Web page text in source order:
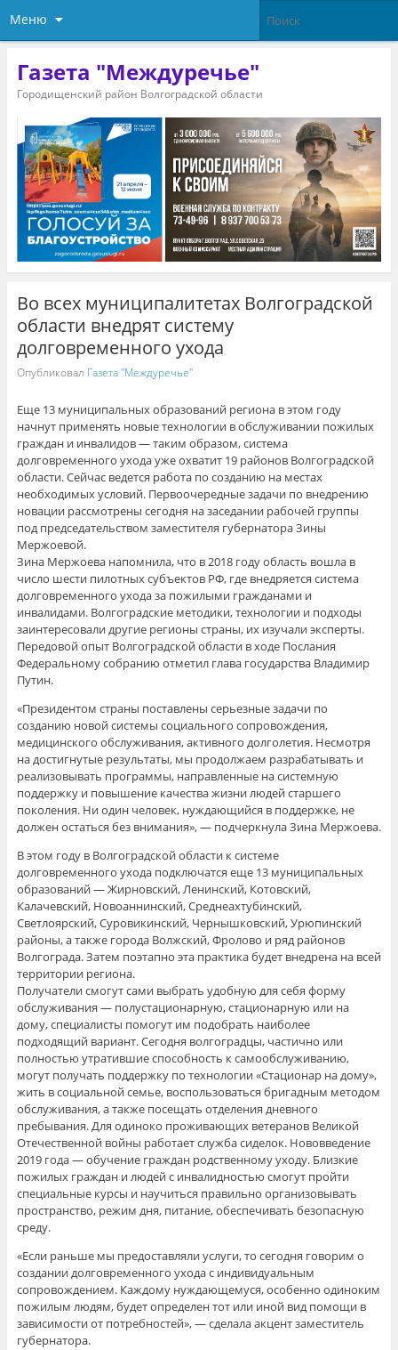
Меню
Газета "Междуречье"
Городищенский район Волгоградской области
Во всех муниципалитетах Волгоградской
области внедрят систему
долговременного ухода
Опубликовал Газета "Междуречье"
Еще 13 муниципальных образований региона в этом году
начнут применять новые технологии в обслуживании пожилых
граждан и инвалидов — таким образом, система
долговременного ухода уже охватит 19 районов Волгоградской
области. Сейчас ведется работа по созданию на местах
необходимых условий. Первоочередные задачи по внедрению
новации рассмотрены сегодня на заседании рабочей группы
под председательством заместителя губернатора Зины
Мержоевой.
Зина Мержоева напомнила, что в 2018 году область вошла в
число шести пилотных субъектов РФ, где внедряется система
долговременного ухода за пожилыми гражданами и
инвалидами. Волгоградские методики, технологии и подходы
заинтересовали другие регионы страны, их изучали эксперты.
Передовой опыт Волгоградской области в ходе Послания
Федеральному собранию отметил глава государства Владимир
Путин.
«Президентом страны поставлены серьезные задачи по
созданию новой системы социального сопровождения,
медицинского обслуживания, активного долголетия. Несмотря
на достигнутые результаты, мы продолжаем разрабатывать и
реализовывать программы, направленные на системную
поддержку и повышение качества жизни людей старшего
поколения. Ни один человек, нуждающийся в поддержке, не
должен остаться без внимания», — подчеркнула Зина Мержоева.
В этом году в Волгоградской области к системе
долговременного ухода подключатся еще 13 муниципальных
образований — Жирновский, Ленинский, Котовский,
Калачевский, Новоаннинский, Среднеахтубинский,
Светлоярский, Суровикинский, Чернышковский, Урюпинский
районы, а также города Волжский, Фролово и ряд районов
Волгограда. Затем поэтапно эта практика будет внедрена на всей
территории региона.
Получатели смогут сами выбрать удобную для себя форму
обслуживания — полустационарную, стационарную или на
дому, специалисты помогут им подобрать наиболее
подходящий вариант. Сегодня волгоградцы, частично или
полностью утратившие способность к самообслуживанию,
могут получать поддержку по технологии «Стационар на дому»,
жить в социальной семье, воспользоваться бригадным методом
обслуживания, а также посещать отделения дневного
пребывания. Для одиноко проживающих ветеранов Великой
Отечественной войны работает служба сиделок. Нововведение
2019 года — обучение граждан родственному уходу. Близкие
пожилых граждан и людей с инвалидностью смогут пройти
специальные курсы и научиться правильно организовывать
пространство, режим дня, питание, обеспечивать безопасную
среду.
«Если раньше мы предоставляли услуги, то сегодня говорим о
создании долговременного ухода с индивидуальным
сопровождением. Каждому нуждающемуся, особенно одиноким
пожилым людям, будет определен тот или иной вид помощи в
зависимости от потребностей», — сделала акцент заместитель
губернатора.